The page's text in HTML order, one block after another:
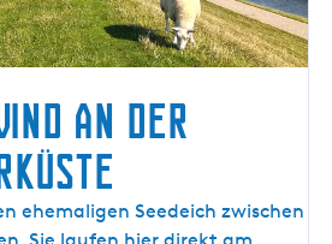
an der
ehemaligen Seedeich zwischen